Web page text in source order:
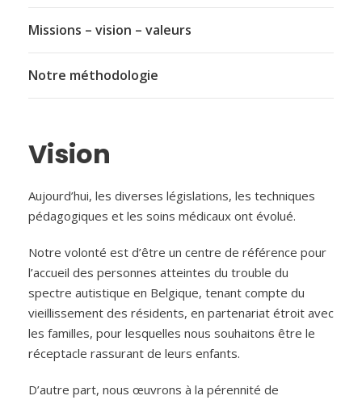
Missions – vision – valeurs
Notre méthodologie
Vision
Aujourd’hui, les diverses législations, les techniques
pédagogiques et les soins médicaux ont évolué.
Notre volonté est d’être un centre de référence pour
l’accueil des personnes atteintes du trouble du
spectre autistique en Belgique, tenant compte du
vieillissement des résidents, en partenariat étroit avec
les familles, pour lesquelles nous souhaitons être le
réceptacle rassurant de leurs enfants.
D’autre part, nous œuvrons à la pérennité de